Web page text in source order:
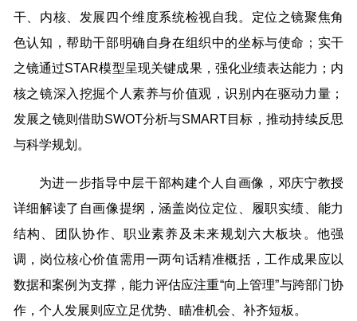
干、内核、发展四个维度系统检视自我。定位之镜聚焦角
色认知，帮助干部明确自身在组织中的坐标与使命；实干
之镜通过STAR模型呈现关键成果，强化业绩表达能力；内
核之镜深入挖掘个人素养与价值观，识别内在驱动力量；
发展之镜则借助SWOT分析与SMART目标，推动持续反思
与科学规划。
为进一步指导中层干部构建个人自画像，邓庆宁教授
详细解读了自画像提纲，涵盖岗位定位、履职实绩、能力
结构、团队协作、职业素养及未来规划六大板块。他强
调，岗位核心价值需用一两句话精准概括，工作成果应以
数据和案例为支撑，能力评估应注重“向上管理”与跨部门协
作，个人发展则应立足优势、瞄准机会、补齐短板。